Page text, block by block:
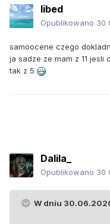
libed
Opublikowano 30
samoocene czego
ja sadze ze mam z 11
tak z 5
Dalila_
Opublikowano 30
W dniu